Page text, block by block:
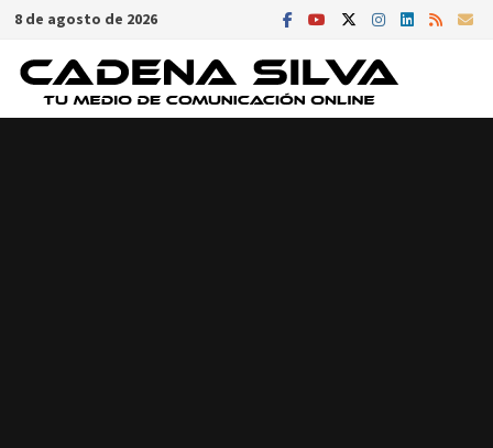
Saltar
contenido
8 de agosto de 2026